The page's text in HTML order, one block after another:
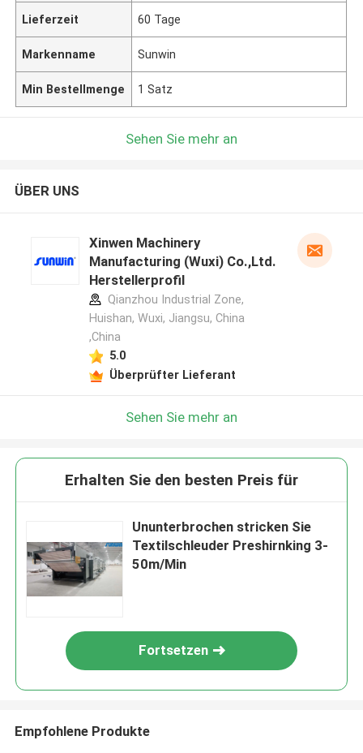
Lieferzeit 60 Tage
Markenname Sunwin
Min Bestellmenge 1 Satz
Sehen Sie mehr an
ÜBER UNS
Xinwen Machinery
Manufacturing (Wuxi) Co.,Ltd.
Herstellerprofil
Qianzhou Industrial Zone,
Huishan, Wuxi, Jiangsu, China
,China
5.0
Überprüfter Lieferant
Sehen Sie mehr an
Erhalten Sie den besten Preis für
Ununterbrochen stricken Sie
Textilschleuder Preshirnking 3-
50m/Min
Fortsetzen
Empfohlene Produkte